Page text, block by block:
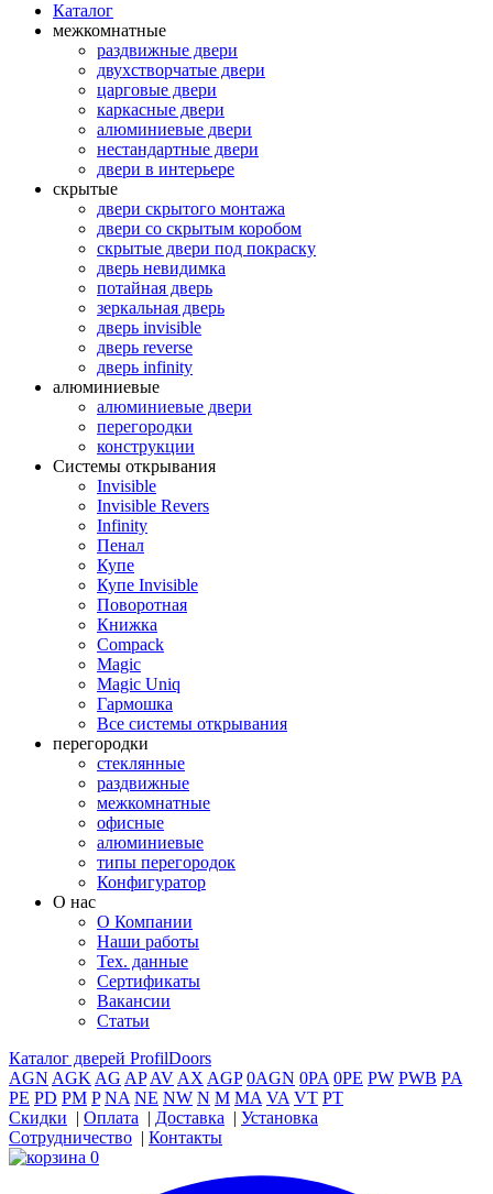
Каталог
межкомнатные
раздвижные двери
двухстворчатые двери
царговые двери
каркасные двери
алюминиевые двери
нестандартные двери
двери в интерьере
скрытые
двери скрытого монтажа
двери со скрытым коробом
скрытые двери под покраску
дверь невидимка
потайная дверь
зеркальная дверь
дверь invisible
дверь reverse
дверь infinity
алюминиевые
алюминиевые двери
перегородки
конструкции
Системы открывания
Invisible
Invisible Revers
Infinity
Пенал
Купе
Купе Invisible
Поворотная
Книжка
Compack
Magic
Magic Uniq
Гармошка
Все системы открывания
перегородки
стеклянные
раздвижные
межкомнатные
офисные
алюминиевые
типы перегородок
Конфигуратор
О нас
О Компании
Наши работы
Тех. данные
Сертификаты
Вакансии
Статьи
Каталог дверей ProfilDoors
AGN AGKAG APAVAXAGP 0AGN 0PA 0PE PW PWB PA
PE PD PM P NA NE NW N M MA VA VT PT
Скидки
Оплата Доставка
Установка
Сотрудничество
Контакты
0